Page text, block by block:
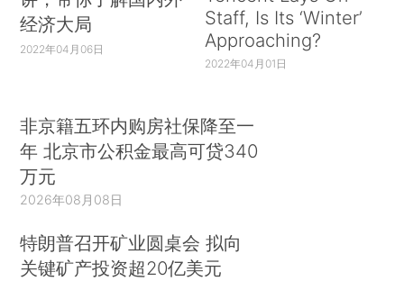
经济大局
2022年04月06日
Staff, Is Its ‘Winter’
Approaching?
2022年04月01日
非京籍五环内购房社保降至一
年 北京市公积金最高可贷340
万元
2026年08月08日
特朗普召开矿业圆桌会 拟向
关键矿产投资超20亿美元